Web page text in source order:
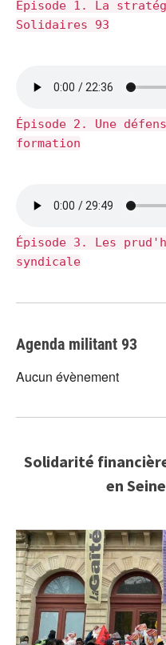
Épisode 1. La
Solidaires 93
Épisode 2. Une
formation
Épisode 3. Les
syndicale
Agenda militant 93
Aucun évènement
Solidarité
en